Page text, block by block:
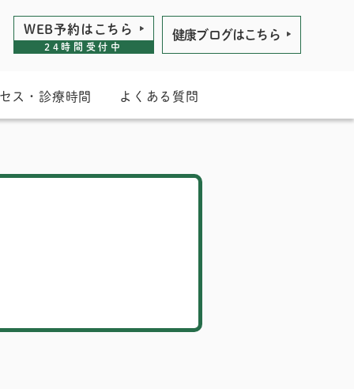
WEB予約は こちら
24時間受付中
健康ブログはこちら
ス・診療時間 よくある質問